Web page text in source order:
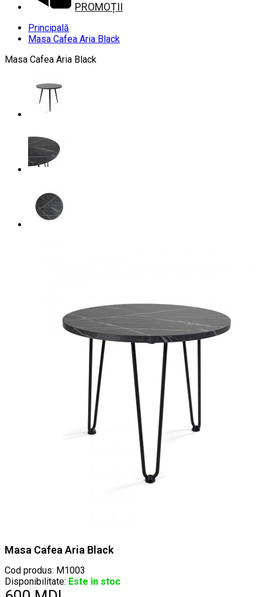
PROMOȚII
Principală
Masa Cafea Aria Black
Masa Cafea Aria Black
Masa Cafea Aria Black
Cod produs: M1003
Disponibilitate: Este în stoc